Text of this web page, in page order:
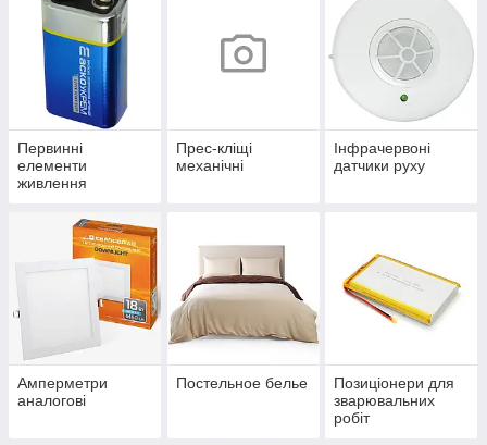
Первинні
елементи
живлення
Прес-кліщі
механічні
Інфрачервоні
датчики руху
Амперметри
аналогові
Постельное белье
Позиціонери для
зварювальних
робіт